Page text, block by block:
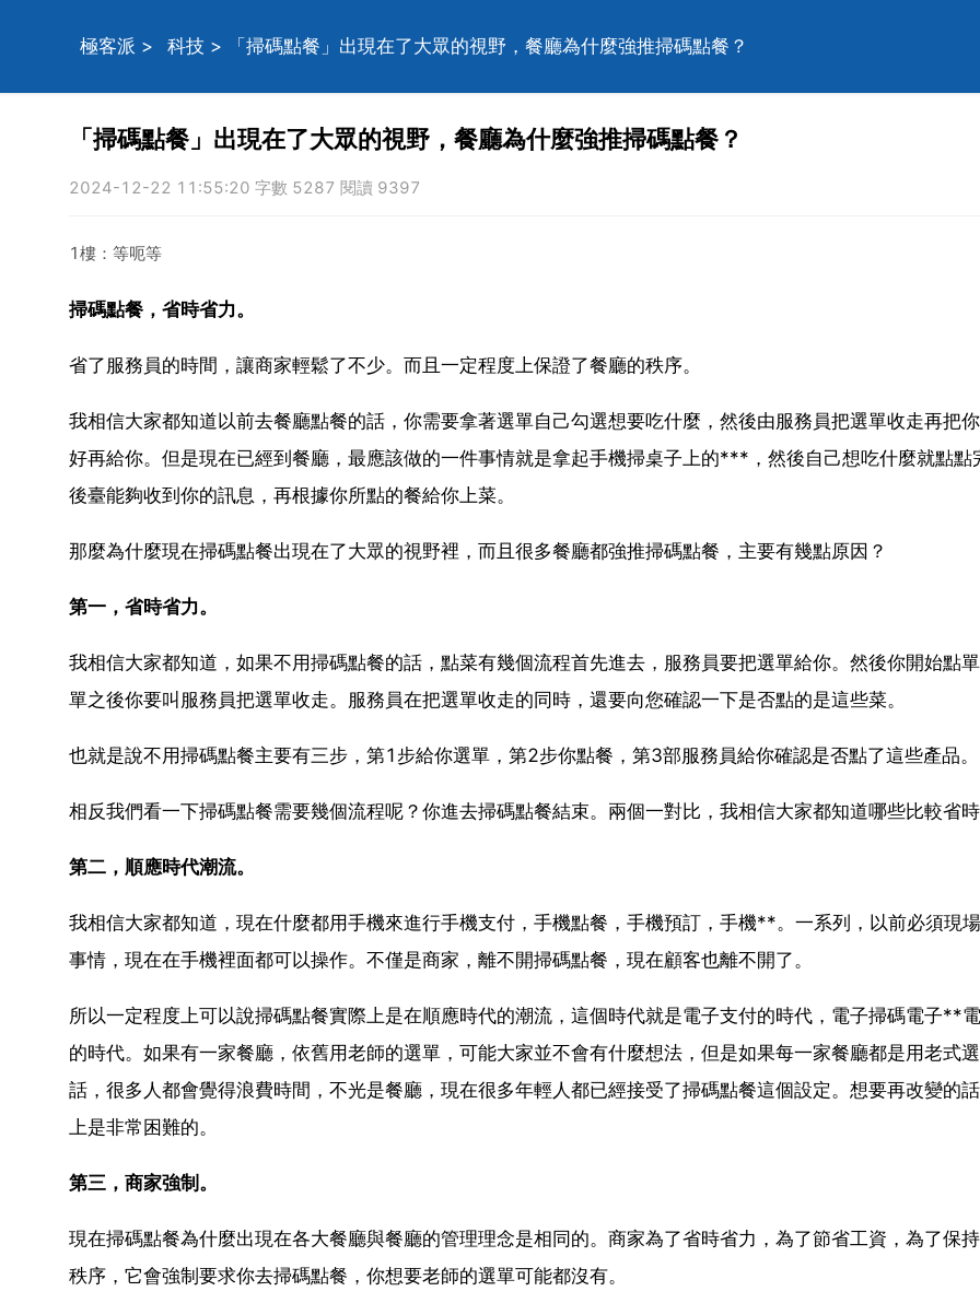
極客派 > 科技 > 「掃碼點餐」出現在了大眾的視野，餐廳為什麼強推掃碼點餐？
「掃碼點餐」出現在了大眾的視野，餐廳為什麼強推掃碼點餐？
2024-12-22 11:55:20 字數 5287 閱讀 9397
1樓：等呃等
掃碼點餐，省時省力。
省了服務員的時間，讓商家輕鬆了不少。而且一定程度上保證了餐廳的秩序。
我相信大家都知道以前去餐廳點餐的話，你需要拿著選單自己勾選想要吃什麼，然後由服務員把選單收走再把
好再給你。但是現在已經到餐廳，最應該做的一件事情就是拿起手機掃桌子上的***，然後自己想吃什麼就點點
後臺能夠收到你的訊息，再根據你所點的餐給你上菜。
那麼為什麼現在掃碼點餐出現在了大眾的視野裡，而且很多餐廳都強推掃碼點餐，主要有幾點原因？
第一，省時省力。
我相信大家都知道，如果不用掃碼點餐的話，點菜有幾個流程首先進去，服務員要把選單給你。然後你開始點
單之後你要叫服務員把選單收走。服務員在把選單收走的同時，還要向您確認一下是否點的是這些菜。
也就是說不用掃碼點餐主要有三步，第1步給你選單，第2步你點餐，第3部服務員給你確認是否點了這些產品。
相反我們看一下掃碼點餐需要幾個流程呢？你進去掃碼點餐結束。兩個一對比，我相信大家都知道哪些比較省
第二，順應時代潮流。
我相信大家都知道，現在什麼都用手機來進行手機支付，手機點餐，手機預訂，手機**。一系列，以前必須現
事情，現在在手機裡面都可以操作。不僅是商家，離不開掃碼點餐，現在顧客也離不開了。
所以一定程度上可以說掃碼點餐實際上是在順應時代的潮流，這個時代就是電子支付的時代，電子掃碼電子**
的時代。如果有一家餐廳，依舊用老師的選單，可能大家並不會有什麼想法，但是如果每一家餐廳都是用老式
話，很多人都會覺得浪費時間，不光是餐廳，現在很多年輕人都已經接受了掃碼點餐這個設定。想要再改變的
上是非常困難的。
第三，商家強制。
現在掃碼點餐為什麼出現在各大餐廳與餐廳的管理理念是相同的。商家為了省時省力，為了節省工資，為了保
秩序，它會強制要求你去掃碼點餐，你想要老師的選單可能都沒有。